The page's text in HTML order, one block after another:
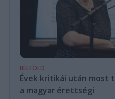
BELFÖLD
Évek kritikái után most
a magyar érettségi